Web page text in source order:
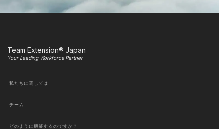
Team Extension® Japan
Your Leading Workforce Partner
私たちに関しては
チーム
どのように機能するのですか？